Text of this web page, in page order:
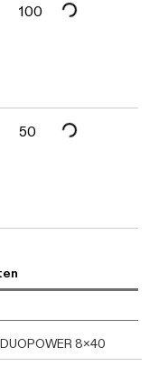
100
50 Daten werden
8x40